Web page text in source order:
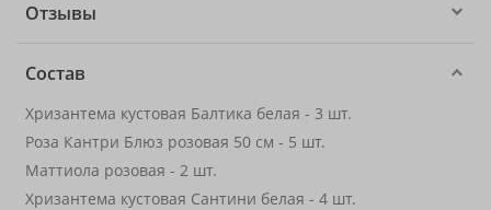
Отзывы
Состав
Хризантема кустовая Балтика белая - 3 шт.
Роза Кантри Блюз розовая 50 см - 5 шт.
Маттиола розовая - 2 шт.
Хризантема кустовая Сантини белая - 4 шт.